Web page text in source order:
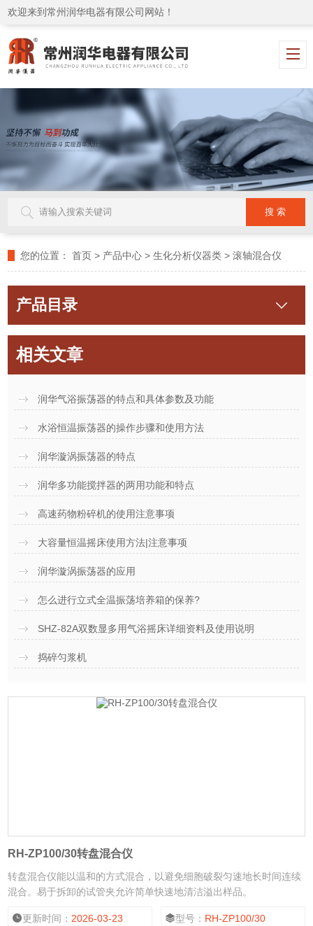
欢迎来到常州润华电器有限公司网站！
您的位置： 首页 > 产品中心 >生化分析仪器类 >滚轴混合仪
产品目录
相关文章
润华气浴振荡器的特点和具体参数及功能
水浴恒温振荡器的操作步骤和使用方法
润华漩涡振荡器的特点
润华多功能搅拌器的两用功能和特点
高速药物粉碎机的使用注意事项
大容量恒温摇床使用方法|注意事项
润华漩涡振荡器的应用
怎么进行立式全温振荡培养箱的保养?
SHZ-82A双数显多用气浴摇床详细资料及使用说明
捣碎匀浆机
RH-ZP100/30转盘混合仪
转盘混合仪能以温和的方式混合，以避免细胞破裂匀速地长时间连续
混合。易于拆卸的试管夹允许简单快速地清洁溢出样品。
更新时间： 2026-03-23 型号： RH-ZP100/30